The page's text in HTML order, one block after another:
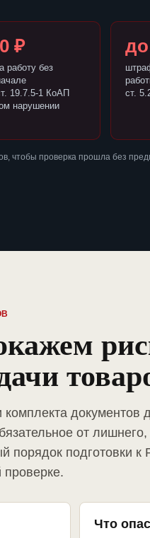
₽
работу без
19.7.5-1 КоАП
нарушении
до
ст.
чтобы проверка прошла без
комплекта документов
от
порядок подготовки к
проверке.
Что